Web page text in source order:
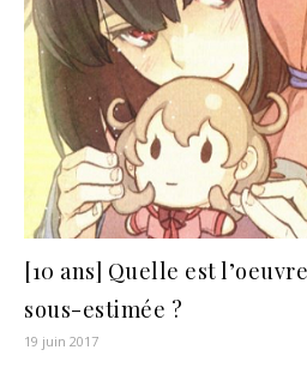
[10 ans] Quelle est
sous-estimée ?
19 juin 2017